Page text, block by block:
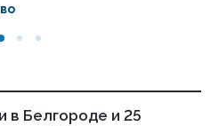
в Белгороде и 25